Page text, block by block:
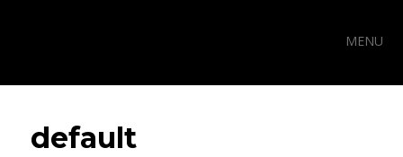
MENU
default